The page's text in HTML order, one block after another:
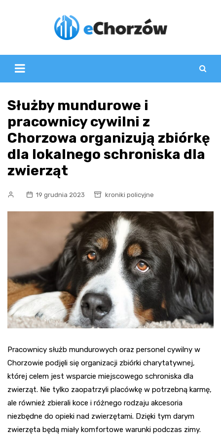
Służby mundurowe i
pracownicy cywilni z
Chorzowa organizują zbiórkę
dla lokalnego schroniska dla
zwierząt
19 grudnia 2023 kroniki policyjne
Pracownicy służb mundurowych oraz personel cywilny w
Chorzowie podjęli się organizacji zbiórki charytatywnej,
której celem jest wsparcie miejscowego schroniska dla
zwierząt. Nie tylko zaopatrzyli placówkę w potrzebną karmę,
ale również zbierali koce i różnego rodzaju akcesoria
niezbędne do opieki nad zwierzętami. Dzięki tym darym
zwierzęta będą miały komfortowe warunki podczas zimy.